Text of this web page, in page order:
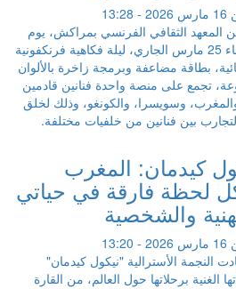
المعهد الثقافي الفرنسي بمراكش، يوم
الأربعاء 25 مارس الجاري، ليلة فكاهية فرنكفونية
بطاقة مضاعفة وبرمجة زاخرة بالألوان
تجمع على منصة واحدة فنانين قادمين
وسويسرا، والكونغو، وذلك لخلق
بين فنانين من خلفيات مختلفة.
كيدمان: المغرب
لحظة فارقة في حياتي
والشخصية
النجمة الأسترالية "نيكول كيدمان"
الغنية برحلاتها حول العالم، من القارة